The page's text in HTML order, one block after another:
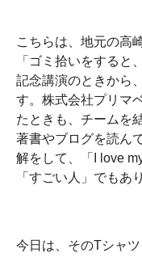
こちらは、地元の高
「ゴミ拾いをすると
記念講演のときから
す。株式会社プリマ
たときも、チームを
著書やブログを読ん
解をして、「I love
「すごい人」でもあ
今日は、そのTシャ